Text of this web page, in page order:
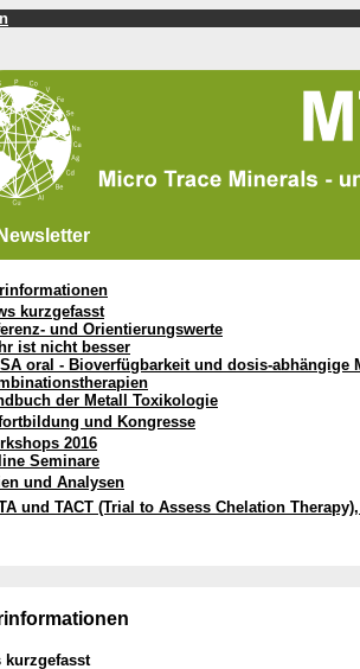
kurzgefasst
und Orientierungswerte
ist nicht besser
oral - Bioverfügbarkeit und dosis-abhängige
der Metall Toxikologie
und Kongresse
2016
Seminare
und Analysen
und TACT (Trial to Assess Chelation
kurzgefasst